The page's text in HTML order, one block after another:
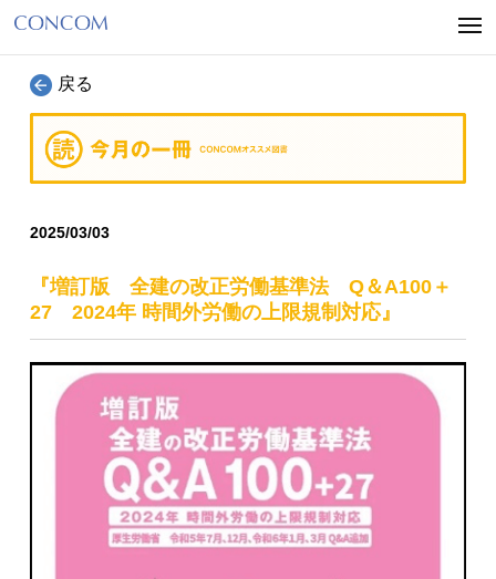
戻る
2025/03/03
『増訂版 全建の改正労働基準法 Q＆A100＋
27 2024年 時間外労働の上限規制対応』